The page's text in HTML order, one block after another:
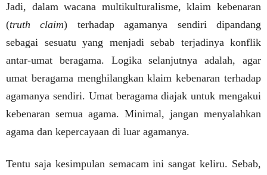
Jadi, dalam wacana multikulturalisme, klaim kebenaran
(truth claim) terhadap agamanya sendiri dipandang
sebagai sesuatu yang menjadi sebab terjadinya konflik
antar-umat beragama. Logika selanjutnya adalah, agar
umat beragama menghilangkan klaim kebenaran terhadap
agamanya sendiri. Umat beragama diajak untuk mengakui
kebenaran semua agama. Minimal, jangan menyalahkan
agama dan kepercayaan di luar agamanya.
Tentu saja kesimpulan semacam ini sangat keliru. Sebab,